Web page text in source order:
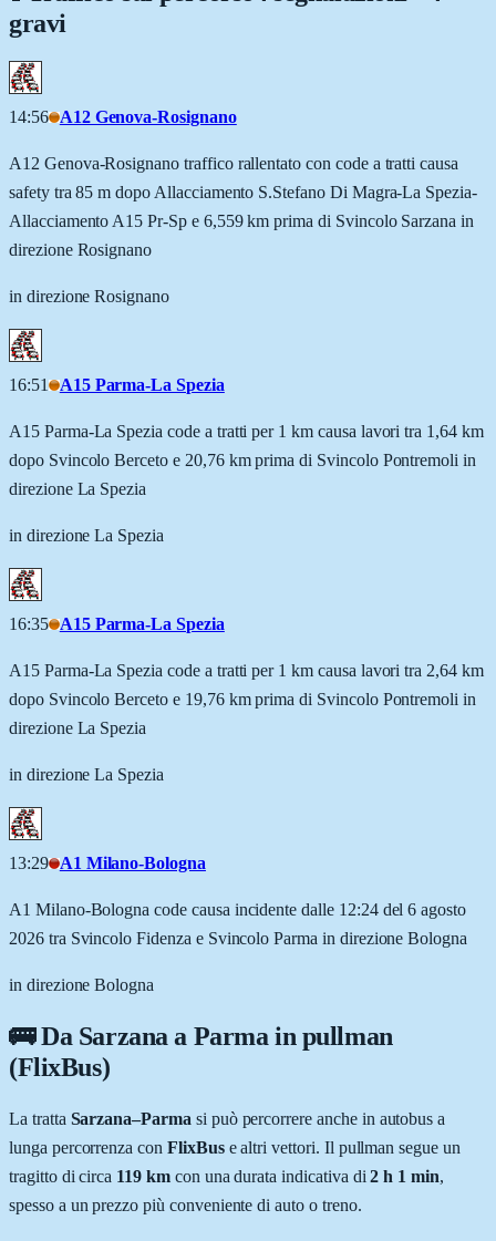
gravi
14:56 A12 Genova-Rosignano
A12 Genova-Rosignano traffico rallentato con code a tratti causa
safety tra 85 m dopo Allacciamento S.Stefano Di Magra-La Spezia-
Allacciamento A15 Pr-Sp e 6,559 km prima di Svincolo Sarzana in
direzione Rosignano
in direzione Rosignano
16:51 A15 Parma-La Spezia
A15 Parma-La Spezia code a tratti per 1 km causa lavori tra 1,64 km
dopo Svincolo Berceto e 20,76 km prima di Svincolo Pontremoli in
direzione La Spezia
in direzione La Spezia
16:35 A15 Parma-La Spezia
A15 Parma-La Spezia code a tratti per 1 km causa lavori tra 2,64 km
dopo Svincolo Berceto e 19,76 km prima di Svincolo Pontremoli in
direzione La Spezia
in direzione La Spezia
13:29 A1 Milano-Bologna
A1 Milano-Bologna code causa incidente dalle 12:24 del 6 agosto
2026 tra Svincolo Fidenza e Svincolo Parma in direzione Bologna
in direzione Bologna
🚌 Da Sarzanaa Parmain pullman
(FlixBus)
La tratta Sarzana–Parma si può percorrere anche in autobus a
lunga percorrenza con FlixBuse altri vettori. Il pullman segue un
tragitto di circa 119 kmcon una durata indicativa di 2 h 1 min,
spesso a un prezzo più conveniente di auto o treno.